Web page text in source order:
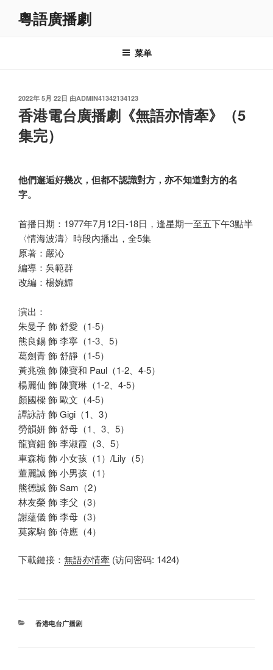
粵語廣播劇
菜单
发
布
于
2022年 5月 22日 由ADMIN41342134123
香港電台廣播劇《無語亦情牽》（5
集完）
他們邂逅好幾次，但都不認識對方，亦不知道對方的名
字。
首播日期：1977年7月12日-18日，逢星期一至五下午3點半
〈情海波濤〉時段內播出，全5集
原著：嚴沁
編導：吳範群
改編：楊婉媚
演出：
朱曼子 飾 舒愛（1-5）
熊良錫 飾 李寧（1-3、5）
葛劍青 飾 舒靜（1-5）
黃兆強 飾 陳寶和 Paul（1-2、4-5）
楊麗仙 飾 陳寶琳（1-2、4-5）
顏國樑 飾 歐文（4-5）
譚詠詩 飾 Gigi（1、3）
勞韻妍 飾 舒母（1、3、5）
龍寶鈿 飾 李淑霞（3、5）
車森梅 飾 小女孩（1）/Lily（5）
董麗誠 飾 小男孩（1）
熊德誠 飾 Sam（2）
林友榮 飾 李父（3）
謝蘊儀 飾 李母（3）
莫家駒 飾 侍應（4）
下載鏈接： 無語亦情牽 (访问密码: 1424)
分
香港电台广播剧